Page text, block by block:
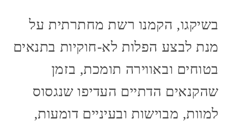
בשיקגו, הקמנו רשת מחתרתית על
מנת לבצע הפלות לא-חוקיות בתנאים
בטוחים ובאווירה תומכת, בזמן
שהקנאים הדתיים העדיפו שנגסוס
למוות, מבוישות ובעיניים דומעות,